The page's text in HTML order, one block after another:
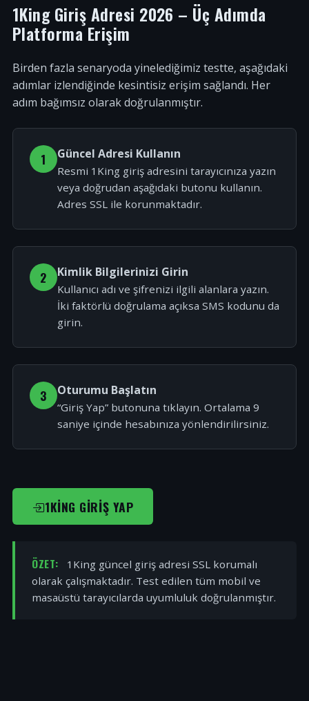
1King Giriş Adresi 2026 – Üç Adımda
Platforma Erişim
Birden fazla senaryoda yinelediğimiz testte, aşağıdaki
adımlar izlendiğinde kesintisiz erişim sağlandı. Her
adım bağımsız olarak doğrulanmıştır.
1 Güncel Adresi Kullanın
Resmi 1King giriş adresini tarayıcınıza yazın
veya doğrudan aşağıdaki butonu kullanın.
Adres SSL ile korunmaktadır.
2 Kimlik Bilgilerinizi Girin
Kullanıcı adı ve şifrenizi ilgili alanlara yazın.
İki faktörlü doğrulama açıksa SMS kodunu da
girin.
3 Oturumu Başlatın
“Giriş Yap” butonuna tıklayın. Ortalama 9
saniye içinde hesabınıza yönlendirilirsiniz.
1KING GIRIŞ YAP
ÖZET:
1King güncel giriş adresi SSL korumalı
olarak çalışmaktadır. Test edilen tüm mobil ve
masaüstü tarayıcılarda uyumluluk doğrulanmıştır.